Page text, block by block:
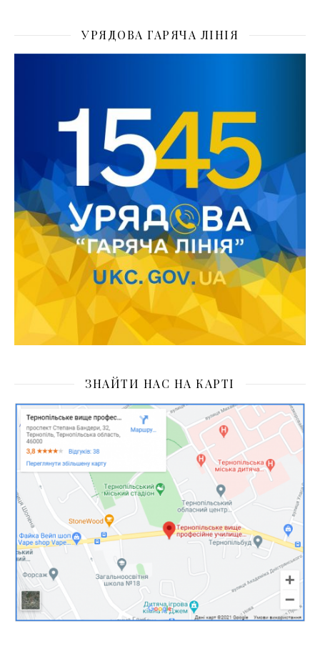
УРЯДОВА ГАРЯЧА ЛІНІЯ
ЗНАЙТИ НАС НА КАРТІ